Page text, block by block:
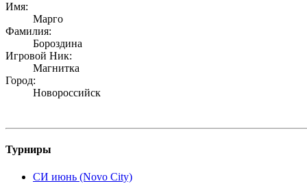
Имя:
Марго
Фамилия:
Бороздина
Игровой Ник:
Магнитка
Город:
Новороссийск
Турниры
СИ июнь (Novo City)